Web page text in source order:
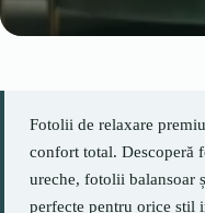
Fotolii de relaxare
confort total.
ureche, fotolii balansoar
perfecte pentru orice stil